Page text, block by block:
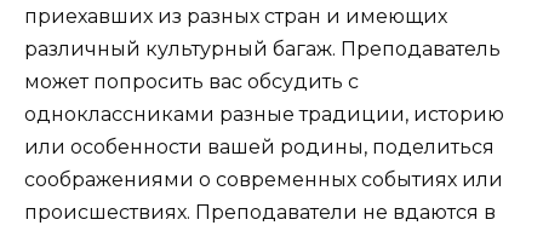
приехавших из разных стран и имеющих
различный культурный багаж. Преподаватель
может попросить вас обсудить с
одноклассниками разные традиции, историю
или особенности вашей родины, поделиться
соображениями о современных событиях или
происшествиях. Преподаватели не вдаются в